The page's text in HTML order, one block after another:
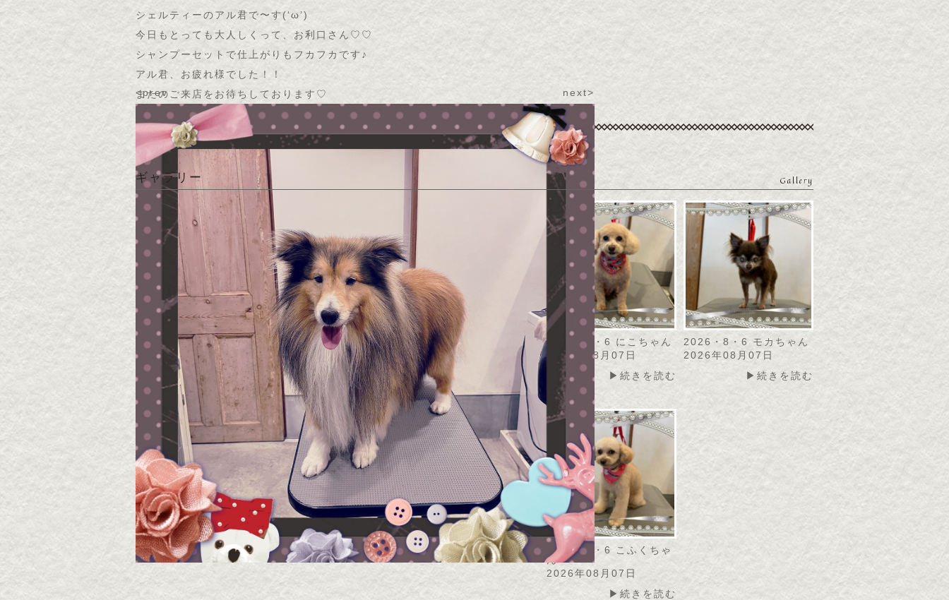
シェルティーのアル君で〜す(‘ω’)
今日もとっても大人しくって、お利口さん♡♡
シャンプーセットで仕上がりもフカフカです♪
アル君、お疲れ様でした！！
またのご来店をお待ちしております♡
<prev next>
ギャラリー Gallery
2026・8・7 うずらちゃ
ん
2026年08月07日
▶続きを読む
2026・8・7 アメリちゃ
ん
2026年08月07日
▶続きを読む
2026・8・6 モナカちゃ
ん
2026年08月07日
▶続きを読む
2026・8・6 にこちゃん
2026年08月07日
▶続きを読む
2026・8・6 モカちゃん
2026年08月07日
▶続きを読む
2026・8・6 こふくちゃ
ん
2026年08月07日
▶続きを読む